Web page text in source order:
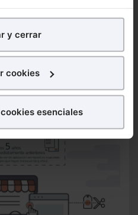
tu experienciaen
con fines publicitarios,
y contenidos de tu
para denegar
aquellas imprescindibles.
las cookies y
quieras permitir en tu
ninguna utilizaremos
y cerrar
cookies
esenciales